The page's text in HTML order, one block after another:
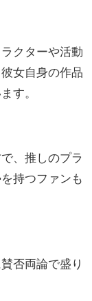
クターや活動
女自身の作品
す。
、推しのプラ
持つファンも
否両論で盛り